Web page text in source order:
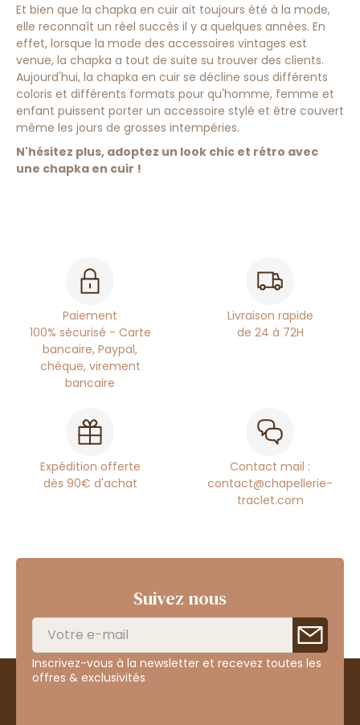
Et bien que la chapka en cuir ait toujours été à la mode,
elle reconnaît un réel succès il y a quelques années. En
effet, lorsque la mode des accessoires vintages est
venue, la chapka a tout de suite su trouver des clients.
Aujourd'hui, la chapka en cuir se décline sous différents
coloris et différents formats pour qu'homme, femme et
enfant puissent porter un accessoire stylé et être couvert
même les jours de grosses intempéries.
N'hésitez plus, adoptez un look chic et rétro avec
une chapka en cuir !
Paiement
100% sécurisé - Carte
bancaire, Paypal,
chèque, virement
bancaire
Livraison rapide
de 24 à 72H
Expédition offerte
dès 90€ d'achat
Contact mail :
contact@chapellerie-
traclet.com
Suivez nous
Inscrivez-vous à la newsletter et recevez toutes les
offres & exclusivités